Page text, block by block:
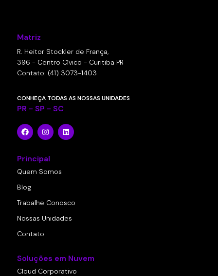
Matriz
R. Heitor Stockler de França,
396 - Centro Cívico - Curitiba PR
Contato: (41) 3073-1403
CONHEÇA TODAS AS NOSSAS UNIDADES
PR - SP - SC
Principal
Quem Somos
Blog
Trabalhe Conosco
Nossas Unidades
Contato
Soluções em Nuvem
Cloud Corporativo